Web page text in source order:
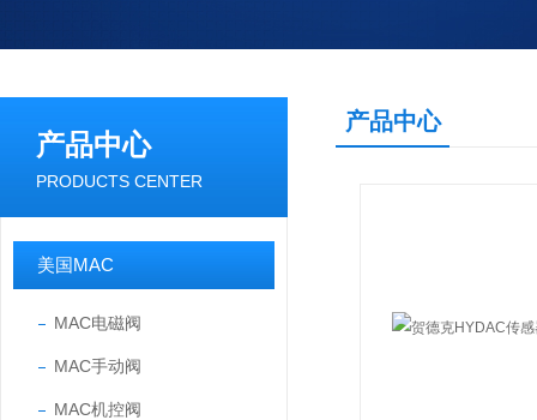
产品中心
PRODUCTS CENTER
美国MAC
MAC电磁阀
MAC手动阀
MAC机控阀
产品中心